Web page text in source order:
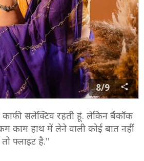
8/9
सलेक्टिव रहती हूं. लेकिन बैंकॉक
काम हाथ में लेने वाली कोई बात नहीं
फ्लाइट है.''